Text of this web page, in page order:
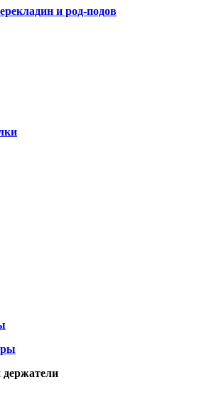
и род-подов